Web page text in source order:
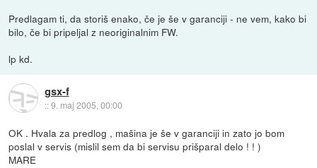
Predlagam ti, da storiš enako, če je še v garanciji - ne vem, kako bi
bilo, če bi pripeljal z neoriginalnim FW.
lp kd.
gsx-f
::9. maj 2005, 00:00
OK . Hvala za predlog , mašina je še v garanciji in zato jo bom
poslal v servis (mislil sem da bi servisu prišparal delo ! ! )
MARE